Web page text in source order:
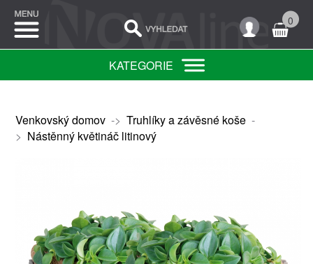
0
KATEGORIE
Venkovský domov-> Truhlíky a závěsné koše-
> Nástěnný květináč litinový